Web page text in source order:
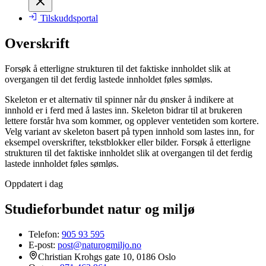
Tilskuddsportal
Overskrift
Forsøk å etterligne strukturen til det faktiske innholdet slik at
overgangen til det ferdig lastede innholdet føles sømløs.
Skeleton er et alternativ til spinner når du ønsker å indikere at
innhold er i ferd med å lastes inn. Skeleton bidrar til at brukeren
lettere forstår hva som kommer, og opplever ventetiden som kortere.
Velg variant av skeleton basert på typen innhold som lastes inn, for
eksempel overskrifter, tekstblokker eller bilder. Forsøk å etterligne
strukturen til det faktiske innholdet slik at overgangen til det ferdig
lastede innholdet føles sømløs.
Oppdatert i dag
Studieforbundet natur og miljø
Telefon: 905 93 595
E-post: post@naturogmiljo.no
Christian Krohgs gate 10, 0186 Oslo